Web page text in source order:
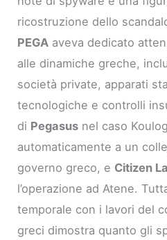
ricostruzione dello
PEGA aveva dedicato
alle dinamiche greche,
società private, apparati
tecnologiche e controlli
di Pegasus nel caso
automaticamente a un
governo greco, e Citizen
l’operazione ad Atene.
temporale con i lavori del
greci dimostra quanto gli